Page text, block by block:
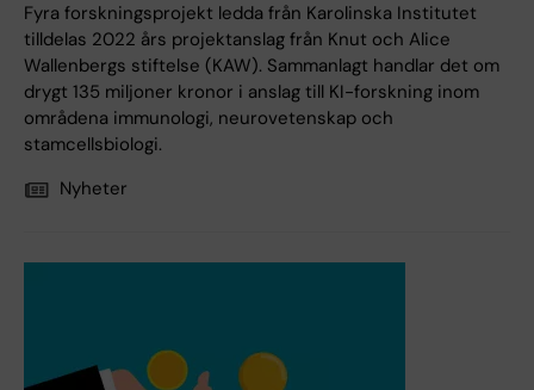
Fyra forskningsprojekt ledda från Karolinska Institutet
tilldelas 2022 års projektanslag från Knut och Alice
Wallenbergs stiftelse (KAW). Sammanlagt handlar det om
drygt 135 miljoner kronor i anslag till KI-forskning inom
områdena immunologi, neurovetenskap och
stamcellsbiologi.
Nyheter